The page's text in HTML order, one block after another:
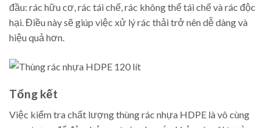
đầu: rác hữu cơ, rác tái chế, rác không thể tái chế và rác độc
hại. Điều này sẽ giúp việc xử lý rác thải trở nên dễ dàng và
hiệu quả hơn.
Tổng kết
Việc kiểm tra chất lượng thùng rác nhựa HDPE là vô cùng